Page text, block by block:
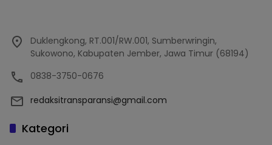
Duklengkong, RT.001/RW.001, Sumberwringin,
Sukowono, Kabupaten Jember, Jawa Timur (68194)
0838-3750-0676
redaksitransparansi@gmail.com
Kategori